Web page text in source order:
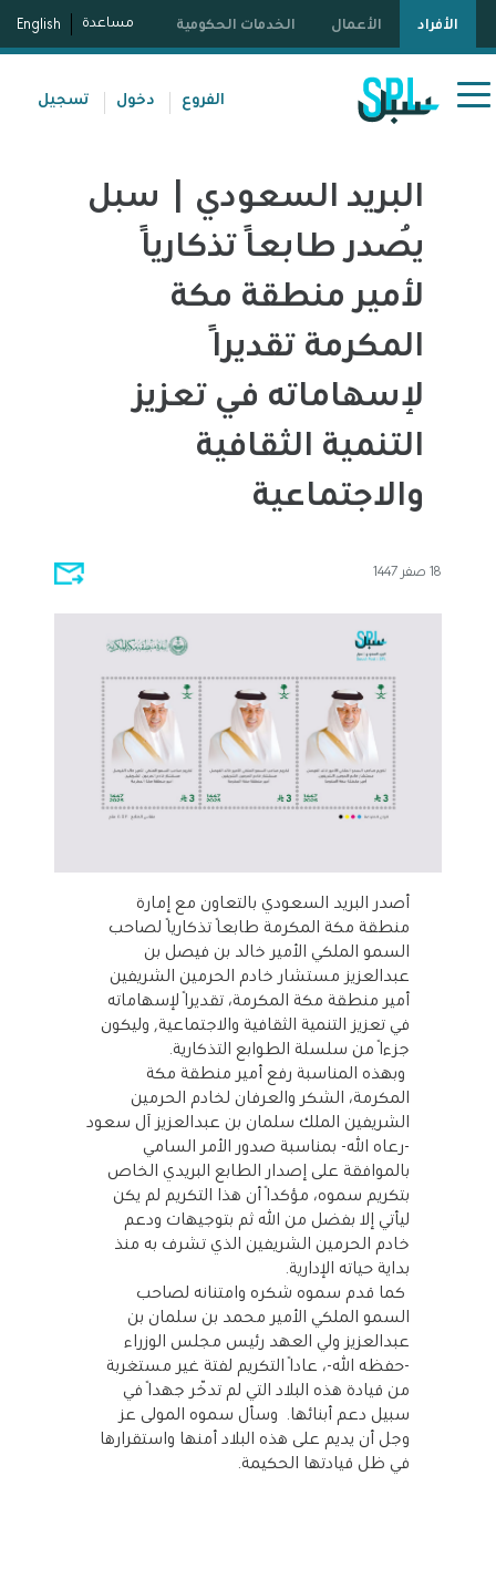
الأفراد الأعمال الخدمات الحكومية مساعدة English
الفروع دخول تسجيل
البريد السعودي | سبل
يُصدر طابعًا تذكاريًا
لأمير منطقة مكة
المكرمة تقديرًا
لإسهاماته في تعزيز
التنمية الثقافية
والاجتماعية
18 صفر 1447
أصدر البريد السعودي بالتعاون مع إمارة
منطقة مكة المكرمة طابعًا تذكاريًا لصاحب
السمو الملكي الأمير ‎خالد بن فيصل بن
عبدالعزيز مستشار خادم الحرمين الشريفين
أمير منطقة ‎مكة المكرمة، تقديرًا لإسهاماته
في تعزيز التنمية الثقافية والاجتماعية, وليكون
جزءًا من سلسلة الطوابع التذكارية.
وبهذه المناسبة رفع أمير منطقة ‎مكة
المكرمة، الشكر والعرفان لخادم الحرمين
الشريفين الملك سلمان بن عبدالعزيز آل سعود
-رعاه الله- بمناسبة صدور الأمر السامي
بالموافقة على إصدار الطابع البريدي الخاص
بتكريم سموه، مؤكدًا أن هذا التكريم لم يكن
ليأتي إلا بفضل من الله ثم بتوجيهات ودعم
خادم الحرمين الشريفين الذي تشرف به منذ
بداية حياته الإدارية.
كما قدم سموه شكره وامتنانه لصاحب
السمو الملكي الأمير محمد بن سلمان بن
عبدالعزيز ولي العهد رئيس مجلس الوزراء
-حفظه الله-، عادًا التكريم لفتة غير مستغربة
من قيادة هذه البلاد التي لم تدّخر جهدًا في
سبيل دعم أبنائها. وسأل سموه المولى عز
وجل أن يديم على هذه البلاد أمنها واستقرارها
في ظل قيادتها الحكيمة.